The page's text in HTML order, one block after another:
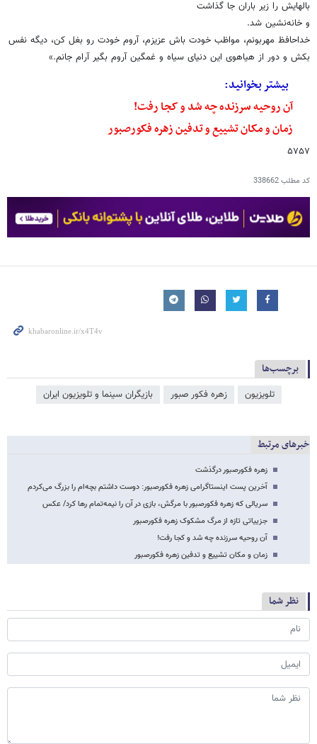
بالهایش را زیر باران جا گذاشت
و خانه‌نشین شد.
خداحافظ مهربونم، مواظب خودت باش عزیزم، آروم خودت رو بغل کن، دیگه نفس
بکش و دور از هیاهوی این دنیای سیاه و غمگین آروم بگیر آرام جانم.»
بیشتر بخوانید:
آن روحیه سرزنده چه شد و کجا رفت!
زمان و مکان تشییع و تدفین زهره فکورصبور
۵۷۵۷
کد مطلب338662
برچسب‌ها
تلویزیون زهره فکور صبور بازیگران سینما و تلویزیون ایران
خبرهای مرتبط
زهره فکورصبور درگذشت
آخرین پست اینستاگرامی زهره فکورصبور: دوست داشتم بچه‌ام را بزرگ می‌کردم
سریالی که زهره فکورصبور با مرگش، بازی در آن را نیمه‌تمام رها کرد/ عکس
جزییاتی تازه از مرگ مشکوک زهره فکورصبور
آن روحیه سرزنده چه شد و کجا رفت!
زمان و مکان تشییع و تدفین زهره فکورصبور
نظر شما